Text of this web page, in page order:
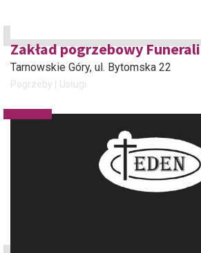
Zakład pogrzebowy Funerali
Tarnowskie Góry, ul. Bytomska 22
Pogrzeby Usługi